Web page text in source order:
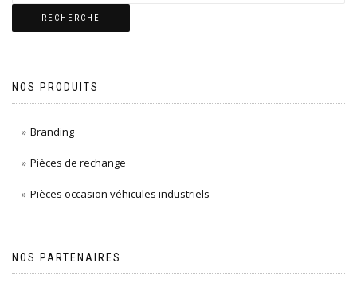
RECHERCHE
NOS PRODUITS
Branding
Pièces de rechange
Pièces occasion véhicules industriels
NOS PARTENAIRES